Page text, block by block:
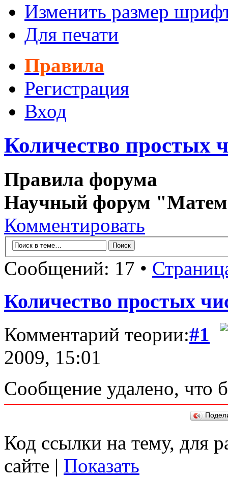
Изменить размер
Для печати
Правила
Регистрация
Вход
Количество простых
Правила форума
Научный форум
Комментировать
Сообщений: 17 •
Количество простых
Комментарий теории:#1
2009, 15:01
Сообщение удалено, что
Код ссылки на тему, для
сайте | Показать